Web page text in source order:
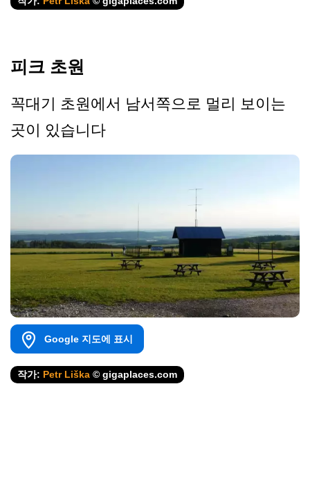
피크 초원
꼭대기 초원에서 남서쪽으로 멀리 보이는
곳이 있습니다
Google 지도에 표시
작가: Petr Liška © gigaplaces.com